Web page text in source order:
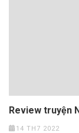
Review truyện
14 TH7 2022